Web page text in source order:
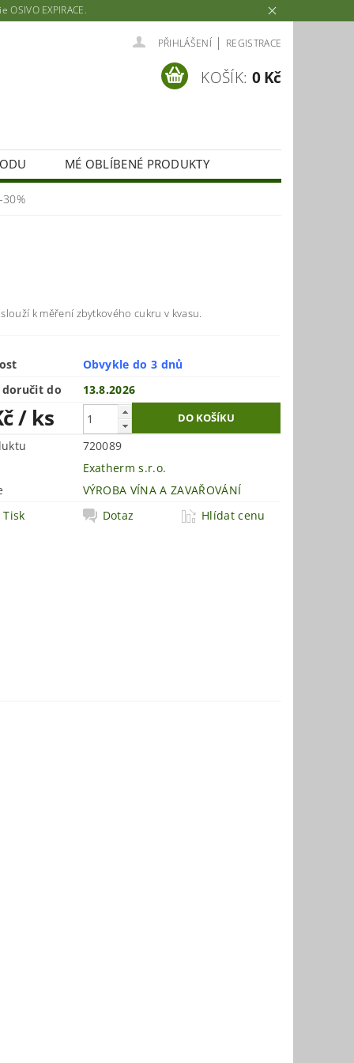
EXPIRACE.
PŘIHLÁŠENÍ | REGISTRACE
KOŠÍK: 0 Kč
MÉ OBLÍBENÉ PRODUKTY
k měření zbytkového cukru v kvasu.
Obvykle do 3 dnů
doručit do
13.8.2026
/ ks
720089
Exatherm s.r.o.
VÝROBA VÍNA A ZAVAŘOVÁNÍ
Tisk
Dotaz Hlídat cenu